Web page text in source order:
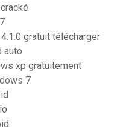
gratuit télécharger
auto
xp gratuitement
7